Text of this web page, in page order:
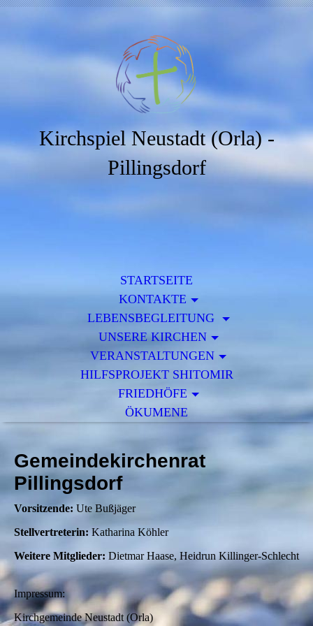
Kirchspiel Neustadt (Orla) -
Pillingsdorf
STARTSEITE
KONTAKTE
LEBENSBEGLEITUNG
UNSERE KIRCHEN
VERANSTALTUNGEN
HILFSPROJEKT SHITOMIR
FRIEDHÖFE
ÖKUMENE
Gemeindekirchenrat
Pillingsdorf
Vorsitzende: Ute Bußjäger
Stellvertreterin: Katharina Köhler
Weitere Mitglieder: Dietmar Haase, Heidrun Killinger-Schlecht
Impressum:
Kirchgemeinde Neustadt (Orla)